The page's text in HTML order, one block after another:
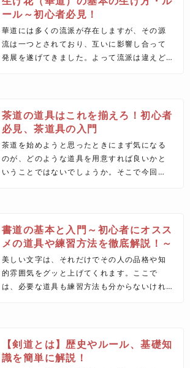
ール～初心者必見！
華道には多くの流派が存在しますが、その源
流は一つとされており、互いに影響し合って
発展を遂げてきました。よって流派は違えど
て、初心者が知っておきたいそれぞれの基本
の生け方やルール、違いを紹介します。
茶道の道具はこれを揃えろ！初心者
必見、茶道具の入門
茶道を始めようと思ったときにまず気になる
のが、どのような道具を用意すれば良いかと
いうことではないでしょうか。そこで今回
書道の基本と入門～初心者にオスス
メの道具や練習方法を徹底解説！～
美しい文字は、それだけでその人の品格や知
的雰囲気をグッと上げてくれます。ここで
は、必要な道具も練習方法も分からないけれ
を始めたら良いのかをオススメの書籍も含め
お話していきます。
【剣道とは】歴史やルール、基礎知
識を簡単に解説！